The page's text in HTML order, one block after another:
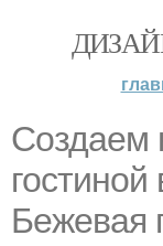
Создаем
Бежевая